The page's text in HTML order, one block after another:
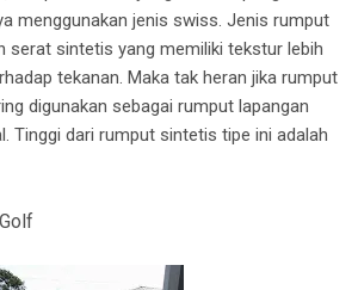
menggunakan jenis swiss. Jenis rumput
serat sintetis yang memiliki tekstur lebih
tekanan. Maka tak heran jika rumput
digunakan sebagai rumput lapangan
Tinggi dari rumput sintetis tipe ini adalah